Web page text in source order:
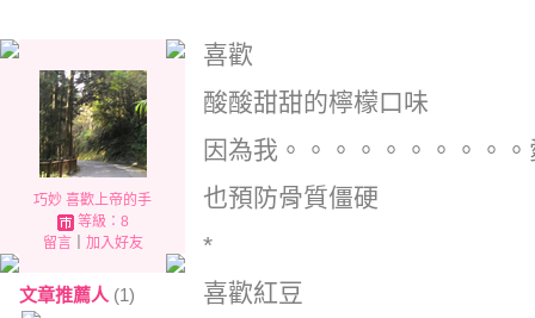
巧妙 喜歡上帝的手
等級：8
留言｜ 加入好友
文章推薦人 (1)
喜歡
酸酸甜甜的檸檬口味
因為我。。。。。。。。。
也預防骨質僵硬
*
喜歡紅豆